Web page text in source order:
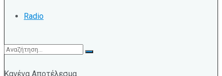
Radio
Κανένα Αποτέλεσμα